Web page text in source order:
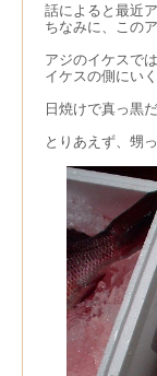
話によると最近
ちなみに、この
アジのイケスで
イケスの側にい
日焼けで真っ黒
とりあえず、甥